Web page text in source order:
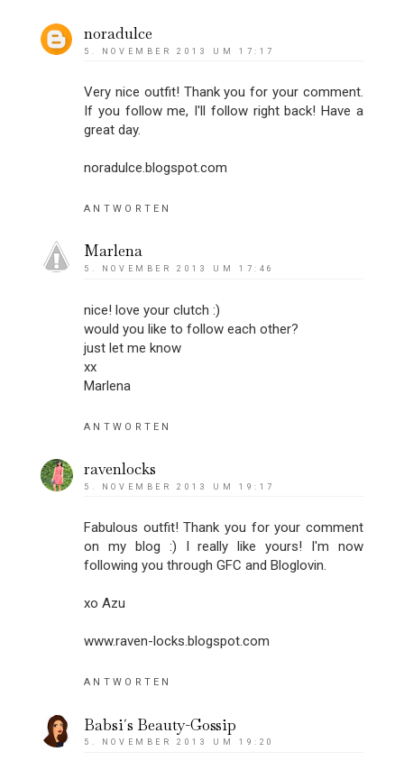
noradulce
5. NOVEMBER 2013 UM 17:17
Very nice outfit! Thank you for your comment.
If you follow me, I'll follow right back! Have a
great day.
noradulce.blogspot.com
ANTWORTEN
Marlena
5. NOVEMBER 2013 UM 17:46
nice! love your clutch :)
would you like to follow each other?
just let me know
xx
Marlena
ANTWORTEN
ravenlocks
5. NOVEMBER 2013 UM 19:17
Fabulous outfit! Thank you for your comment
on my blog :) I really like yours! I'm now
following you through GFC and Bloglovin.
xo Azu
www.raven-locks.blogspot.com
ANTWORTEN
Babsi´s Beauty-Gossip
5. NOVEMBER 2013 UM 19:20